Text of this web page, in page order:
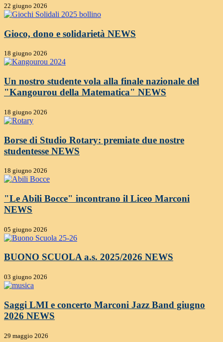
22 giugno 2026
Gioco, dono e solidarietà NEWS
18 giugno 2026
Un nostro studente vola alla finale nazionale del
"Kangourou della Matematica" NEWS
18 giugno 2026
Borse di Studio Rotary: premiate due nostre
studentesse NEWS
18 giugno 2026
"Le Abili Bocce" incontrano il Liceo Marconi
NEWS
05 giugno 2026
BUONO SCUOLA a.s. 2025/2026 NEWS
03 giugno 2026
Saggi LMI e concerto Marconi Jazz Band giugno
2026 NEWS
29 maggio 2026